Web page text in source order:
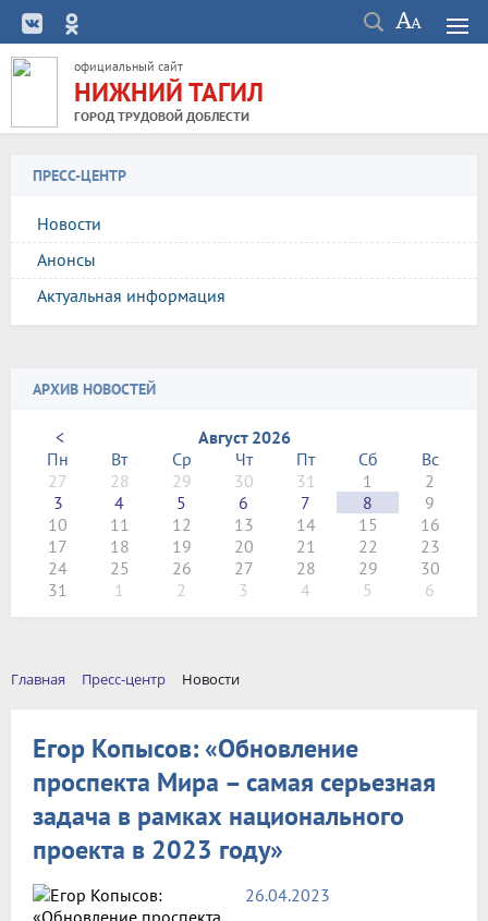
официальный сайт
НИЖНИЙ ТАГИЛ
ГОРОД ТРУДОВОЙ ДОБЛЕСТИ
ПРЕСС-ЦЕНТР
Новости
Анонсы
Актуальная информация
АРХИВ НОВОСТЕЙ
<
Август 2026
Пн
Вт Ср Чт Пт Сб
Вс
27
28 29 30 31 1
2
3
4 5 6 7 8
9
10
11 12 13 14 15
16
17
18 19 20 21 22
23
24
25 26 27 28 29
30
31
1 2 3 4 5 6
Главная Пресс-центр Новости
Егор Копысов: «Обновление
проспекта Мира – самая серьезная
задача в рамках национального
проекта в 2023 году»
26.04.2023